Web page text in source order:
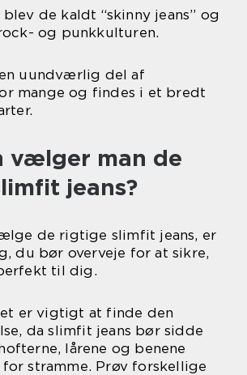
de kaldt “skinny jeans” og
og punkkulturen.
uundværlig del af
mange og findes i et bredt
vælger man de
jeans?
de rigtige slimfit jeans, er
du bør overveje for at sikre,
til dig.
er vigtigt at finde den
da slimfit jeans bør sidde
lårene og benene
stramme. Prøv forskellige